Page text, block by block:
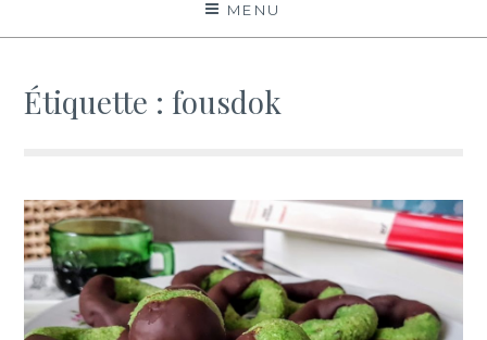
MENU
Étiquette :fousdok